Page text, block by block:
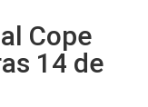
Cope
14 de